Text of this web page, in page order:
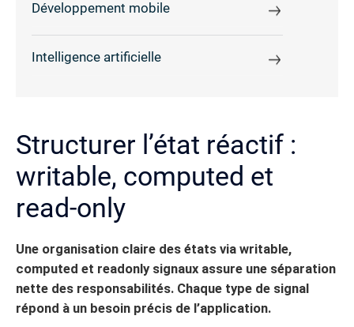
Développement mobile
Intelligence artificielle
Structurer l’état réactif :
writable, computed et
read-only
Une organisation claire des états via writable,
computed et readonly signaux assure une séparation
nette des responsabilités. Chaque type de signal
répond à un besoin précis de l’application.